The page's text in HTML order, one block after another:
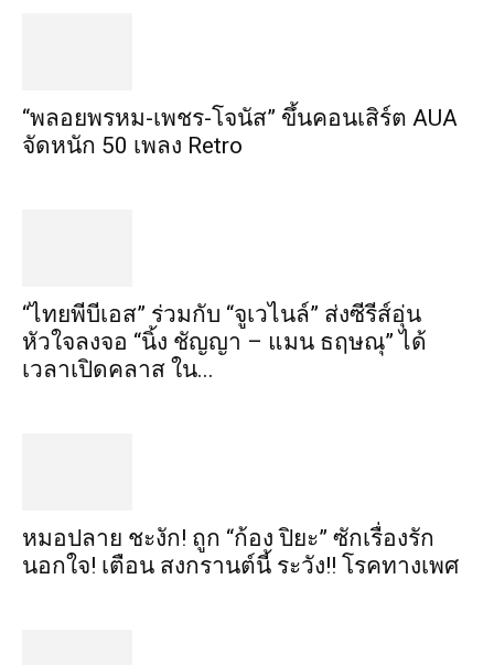
“พลอยพรหม-เพชร-โจนัส” ขึ้นคอนเสิร์ต AUA
จัดหนัก 50 เพลง Retro
“ไทยพีบีเอส” ร่วมกับ “จูเวไนล์” ส่งซีรีส์อุ่น
หัวใจลงจอ “นิ้ง ชัญญา – แมน ธฤษณุ” ได้
เวลาเปิดคลาส ใน...
หมอปลาย ชะงัก! ถูก “ก้อง ปิยะ” ซักเรื่องรัก
นอกใจ! เตือน สงกรานต์นี้ ระวัง!! โรคทางเพศ